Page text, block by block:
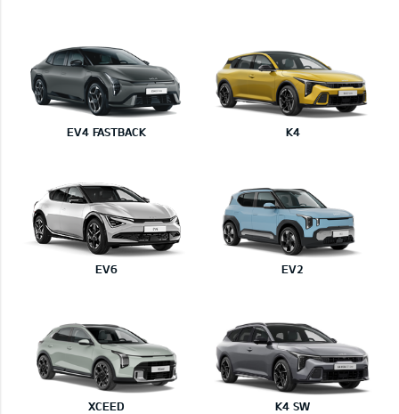
EV4 FASTBACK K4
EV6 EV2
XCEED K4 SW